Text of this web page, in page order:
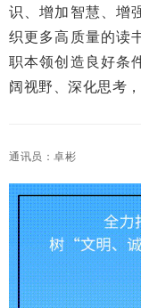
识、增加智慧、增
织更多高质量的读
职本领创造良好条
阔视野、深化思考
通讯员：卓彬